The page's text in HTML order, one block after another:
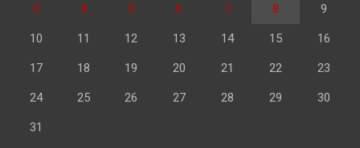
3 4 5 6 7 8 9
10 11 12 13 14 15 16
17 18 19 20 21 22 23
24 25 26 27 28 29 30
31